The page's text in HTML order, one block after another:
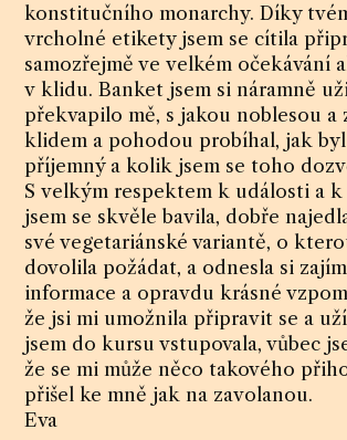
konstitučního monarchy. Díky
vrcholné etikety jsem se cítila
samozřejmě ve velkém očekávání
v klidu. Banket jsem si náramně
překvapilo mě, s jakou noblesou a
klidem a pohodou probíhal, jak
příjemný a kolik jsem se toho
S velkým respektem k události a k
jsem se skvěle bavila, dobře
své vegetariánské variantě, o
dovolila požádat, a odnesla si
informace a opravdu krásné
že jsi mi umožnila připravit se a
jsem do kursu vstupovala, vůbec
že se mi může něco takového
přišel ke mně jak na zavolanou.
Eva